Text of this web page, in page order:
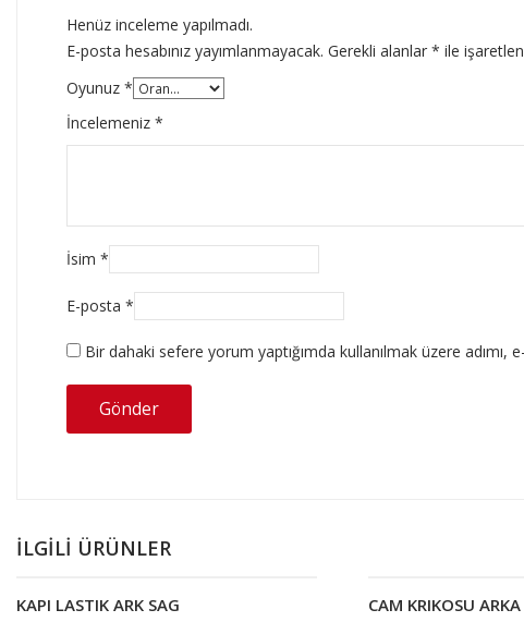
Henüz inceleme yapılmadı.
E-posta hesabınız yayımlanmayacak. Gerekli alanlar * ile
Oyunuz *
İncelemeniz *
İsim *
E-posta *
Bir dahaki sefere yorum yaptığımda kullanılmak üzere
İLGILI ÜRÜNLER
Devamını oku
KAPI LASTIK ARK SAG CAM KRIKOSU ARKA